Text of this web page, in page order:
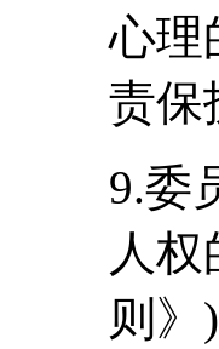
心理
责保
9.委
人
则